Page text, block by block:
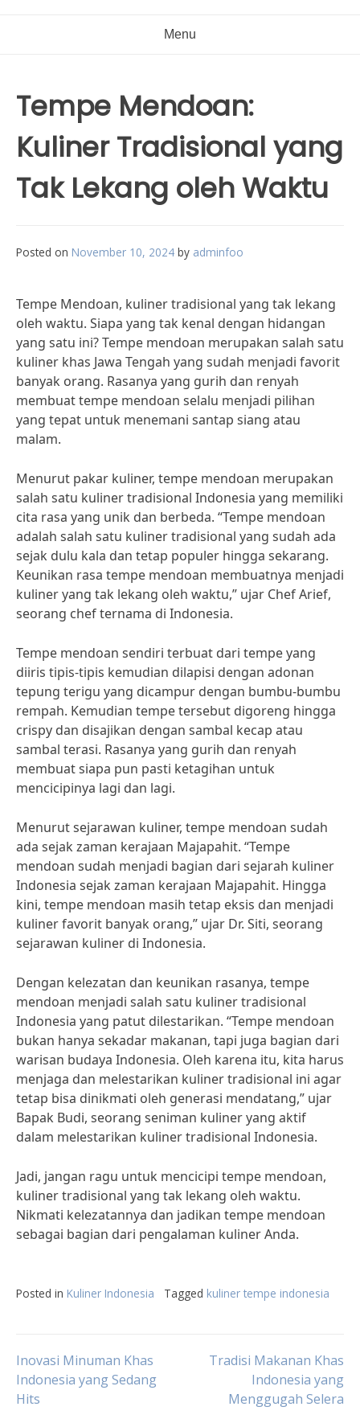
Menu
Tempe Mendoan:
Kuliner Tradisional yang
Tak Lekang oleh Waktu
Posted on November 10, 2024 by adminfoo
Tempe Mendoan, kuliner tradisional yang tak lekang
oleh waktu. Siapa yang tak kenal dengan hidangan
yang satu ini? Tempe mendoan merupakan salah satu
kuliner khas Jawa Tengah yang sudah menjadi favorit
banyak orang. Rasanya yang gurih dan renyah
membuat tempe mendoan selalu menjadi pilihan
yang tepat untuk menemani santap siang atau
malam.
Menurut pakar kuliner, tempe mendoan merupakan
salah satu kuliner tradisional Indonesia yang memiliki
cita rasa yang unik dan berbeda. “Tempe mendoan
adalah salah satu kuliner tradisional yang sudah ada
sejak dulu kala dan tetap populer hingga sekarang.
Keunikan rasa tempe mendoan membuatnya menjadi
kuliner yang tak lekang oleh waktu,” ujar Chef Arief,
seorang chef ternama di Indonesia.
Tempe mendoan sendiri terbuat dari tempe yang
diiris tipis-tipis kemudian dilapisi dengan adonan
tepung terigu yang dicampur dengan bumbu-bumbu
rempah. Kemudian tempe tersebut digoreng hingga
crispy dan disajikan dengan sambal kecap atau
sambal terasi. Rasanya yang gurih dan renyah
membuat siapa pun pasti ketagihan untuk
mencicipinya lagi dan lagi.
Menurut sejarawan kuliner, tempe mendoan sudah
ada sejak zaman kerajaan Majapahit. “Tempe
mendoan sudah menjadi bagian dari sejarah kuliner
Indonesia sejak zaman kerajaan Majapahit. Hingga
kini, tempe mendoan masih tetap eksis dan menjadi
kuliner favorit banyak orang,” ujar Dr. Siti, seorang
sejarawan kuliner di Indonesia.
Dengan kelezatan dan keunikan rasanya, tempe
mendoan menjadi salah satu kuliner tradisional
Indonesia yang patut dilestarikan. “Tempe mendoan
bukan hanya sekadar makanan, tapi juga bagian dari
warisan budaya Indonesia. Oleh karena itu, kita harus
menjaga dan melestarikan kuliner tradisional ini agar
tetap bisa dinikmati oleh generasi mendatang,” ujar
Bapak Budi, seorang seniman kuliner yang aktif
dalam melestarikan kuliner tradisional Indonesia.
Jadi, jangan ragu untuk mencicipi tempe mendoan,
kuliner tradisional yang tak lekang oleh waktu.
Nikmati kelezatannya dan jadikan tempe mendoan
sebagai bagian dari pengalaman kuliner Anda.
Posted in Kuliner Indonesia Tagged kuliner tempe indonesia
Post
navigation
Inovasi Minuman Khas
Indonesia yang Sedang
Hits
Tradisi Makanan Khas
Indonesia yang
Menggugah Selera